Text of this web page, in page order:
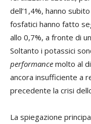
dell’1,4%, hanno
fosfatici hanno fatto
allo 0,7%, a fronte di
Soltanto i potassici
performance molto al
ancora insufficiente a
precedente la crisi
La spiegazione